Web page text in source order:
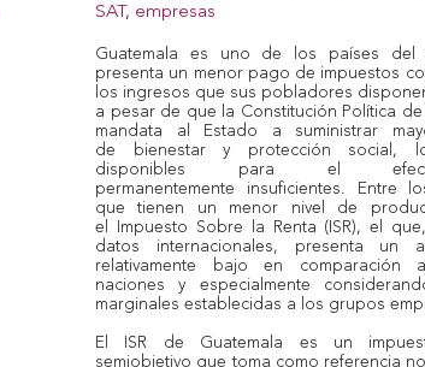
SAT , empresas
Guatemala es uno de los países del
presenta un menor pago de impuestos
los ingresos que sus pobladores
a pesar de que la Constitución Política de
mandata al Estado a suministrar
de bienestar y protección social,
disponibles para el
permanentemente insuficientes. Entre
que tienen un menor nivel de
el Impuesto Sobre la Renta (ISR), el
datos internacionales, presenta un
relativamente bajo en comparación
naciones y especialmente
marginales establecidas a los grupos
El ISR de Guatemala es un
semiobjetivo que toma como referencia